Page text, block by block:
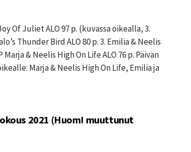
Of Juliet ALO 97 p. (kuvassa oikealla, 3.
Thunder Bird ALO 80 p. 3. Emilia & Neelis
Marja & Neelis High On Life ALO 76 p. Päivän
Marja & Neelis High On Life, Emilia ja
2021 (Huom! muuttunut